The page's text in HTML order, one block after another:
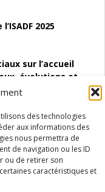
des technologies
aux informations des
nous permettra de
de navigation ou les ID
ou de retirer son
caractéristiques et
2025
sur l’accueil
évolutions et
(SAACE)
indicateurs